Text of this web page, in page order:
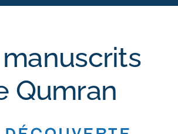
?
Qumran